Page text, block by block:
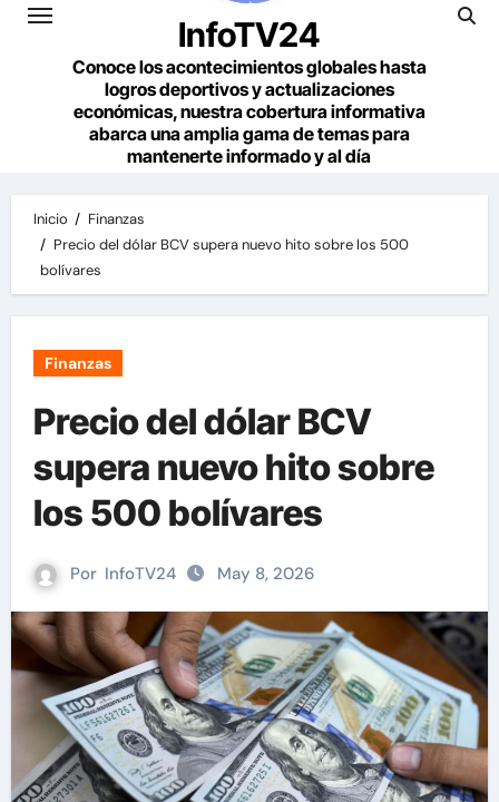
InfoTV24
Conoce los acontecimientos globales hasta
logros deportivos y actualizaciones
económicas, nuestra cobertura informativa
abarca una amplia gama de temas para
mantenerte informado y al día
Inicio
Finanzas
Precio del dólar BCV supera nuevo hito sobre los 500
bolívares
Finanzas
Precio del dólar BCV
supera nuevo hito sobre
los 500 bolívares
Por InfoTV24 May 8, 2026